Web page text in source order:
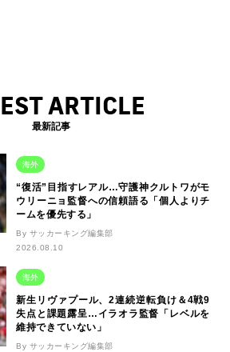
ARTICLE
最新記事
海外
“復活”目指すレアル…守護神クルトワがモ
ウリーニョ監督への信頼語る「個人よりチ
ームを優先する」
By サッカーキング編集部
2026.08.10
海外
新生リヴァプール、2連続逆転負け＆4戦9
失点と課題露呈…イラオラ監督「レベルを
維持できていない」
By サッカーキング編集部